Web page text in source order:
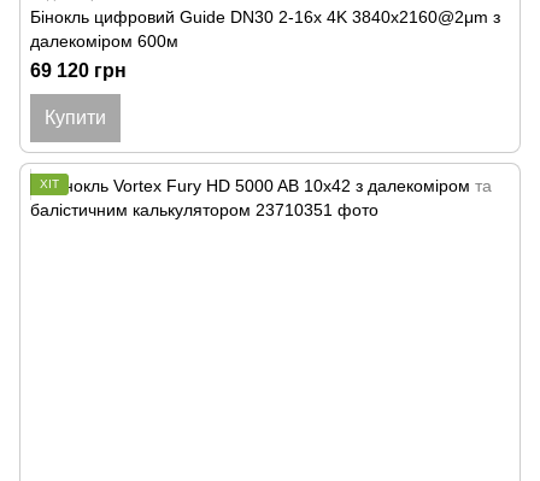
Бінокль цифровий Guide DN30 2-16x 4K 3840x2160@2μm з
далекоміром 600м
69 120 грн
Купити
ХІТ